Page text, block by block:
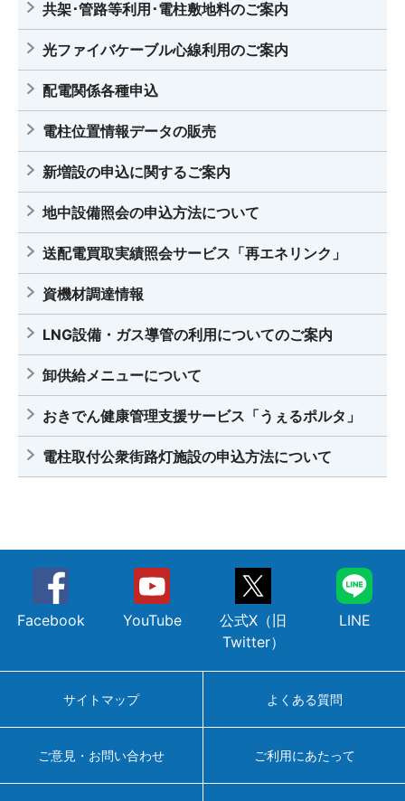
2017.11.17
沖縄エリアにおける再生可能エネルギーの導入量増加に
伴う発電事業者への優先給電ルールのお知らせについて
(PDF)
沖縄本島系統における再生可能エネルギーの接続可能量
について(PDF)
2017.09.15
電力系統利用に関する当社ルールを更新しました
2017.04.03
電力系統利用に関する当社ルールを更新しました
2016.11.25
(30日等出力制御枠について(PDF)
2016.11.01
電力系統利用に関する当社ルールを更新しました
接続申込みの回答再開について(久米島町での説明会日程
を掲載しました(PDF)
宮古島系統、石垣島系統及び久米島系統における再生可
能エネルギー発電設備に対する接続可能量算定結果及び
接続申込みの回答再開についてのお知らせ(PDF)
2016.04.01
電力系統利用に関する当社ルールを更新しました
共架･管路等利用･電柱敷地料のご案内
光ファイバケーブル心線利用のご案内
配電関係各種申込
電柱位置情報データの販売
新増設の申込に関するご案内
地中設備照会の申込方法について
送配電買取実績照会サービス「再エネリンク」
資機材調達情報
LNG設備・ガス導管の利用についてのご案内
卸供給メニューについて
おきでん健康管理支援サービス「うぇるポルタ」
電柱取付公衆街路灯施設の申込方法について
Facebook YouTube
公式X（旧
Twitter）
LINE
サイトマップ よくある質問
ご意見・お問い合わせ ご利用にあたって